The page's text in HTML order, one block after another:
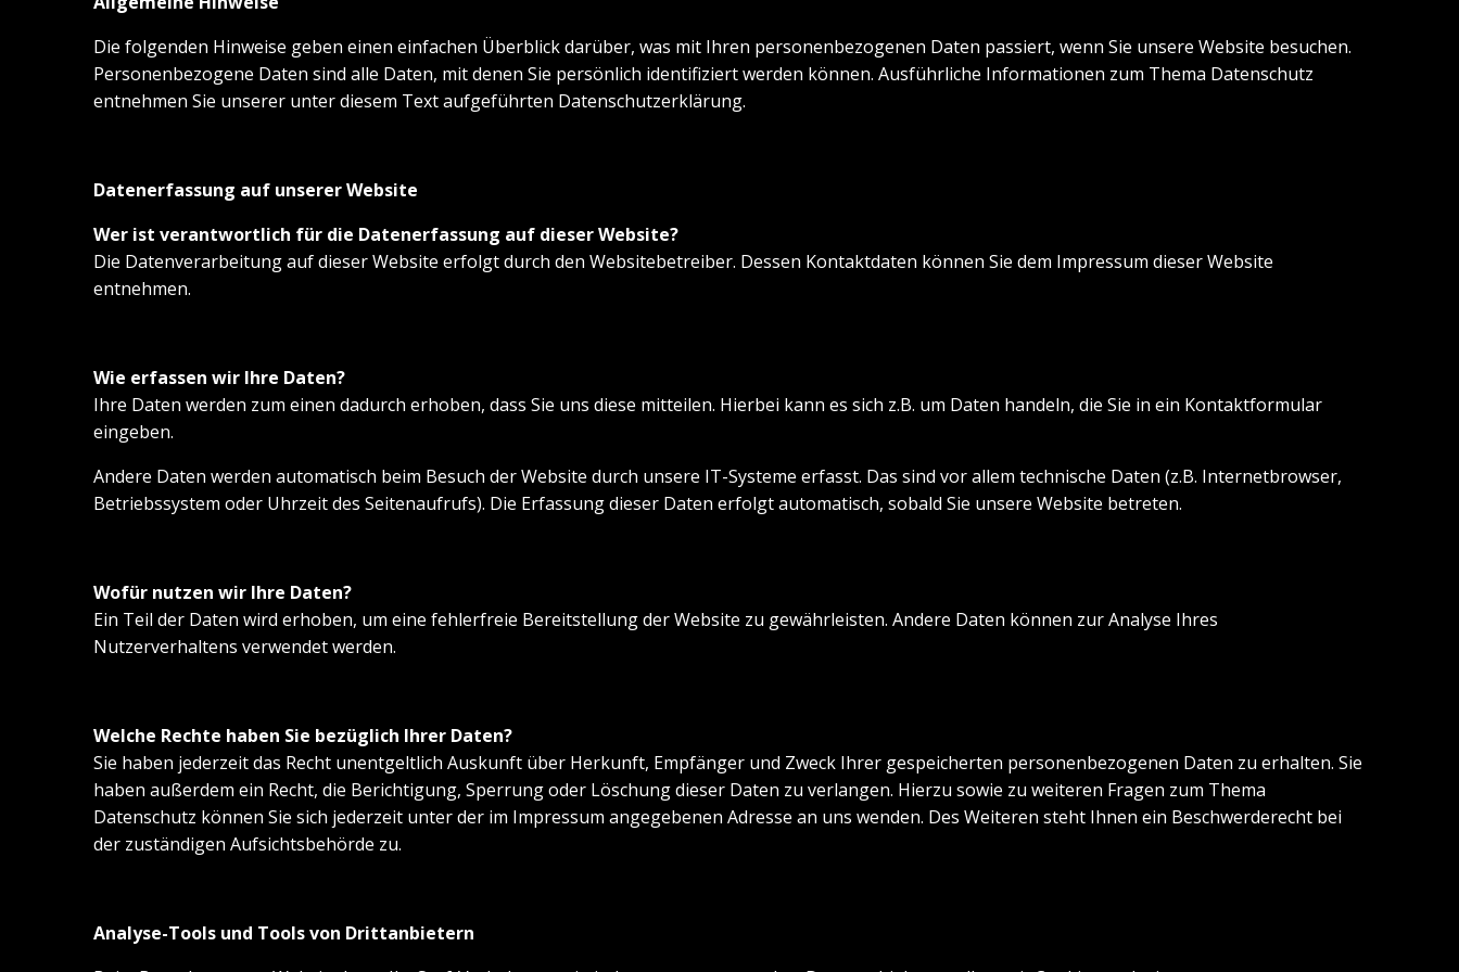
Die folgenden Hinweise geben einen einfachen Überblick darüber, was mit Ihren personenbezogenen Daten passiert, wenn Sie unsere Website besuchen.
Personenbezogene Daten sind alle Daten, mit denen Sie persönlich identifiziert werden können. Ausführliche Informationen zum Thema Datenschutz
entnehmen Sie unserer unter diesem Text aufgeführten Datenschutzerklärung.
Datenerfassung auf unserer Website
Wer ist verantwortlich für die Datenerfassung auf dieser Website?
Die Datenverarbeitung auf dieser Website erfolgt durch den Websitebetreiber. Dessen Kontaktdaten können Sie dem Impressum dieser Website
entnehmen.
Wie erfassen wir Ihre Daten?
Ihre Daten werden zum einen dadurch erhoben, dass Sie uns diese mitteilen. Hierbei kann es sich z.B. um Daten handeln, die Sie in ein Kontaktformular
eingeben.
Andere Daten werden automatisch beim Besuch der Website durch unsere IT-Systeme erfasst. Das sind vor allem technische Daten (z.B. Internetbrowser,
Betriebssystem oder Uhrzeit des Seitenaufrufs). Die Erfassung dieser Daten erfolgt automatisch, sobald Sie unsere Website betreten.
Wofür nutzen wir Ihre Daten?
Ein Teil der Daten wird erhoben, um eine fehlerfreie Bereitstellung der Website zu gewährleisten. Andere Daten können zur Analyse Ihres
Nutzerverhaltens verwendet werden.
Welche Rechte haben Sie bezüglich Ihrer Daten?
Sie haben jederzeit das Recht unentgeltlich Auskunft über Herkunft, Empfänger und Zweck Ihrer gespeicherten personenbezogenen Daten zu erhalten. Sie
haben außerdem ein Recht, die Berichtigung, Sperrung oder Löschung dieser Daten zu verlangen. Hierzu sowie zu weiteren Fragen zum Thema
Datenschutz können Sie sich jederzeit unter der im Impressum angegebenen Adresse an uns wenden. Des Weiteren steht Ihnen ein Beschwerderecht bei
der zuständigen Aufsichtsbehörde zu.
Analyse-Tools und Tools von Drittanbietern